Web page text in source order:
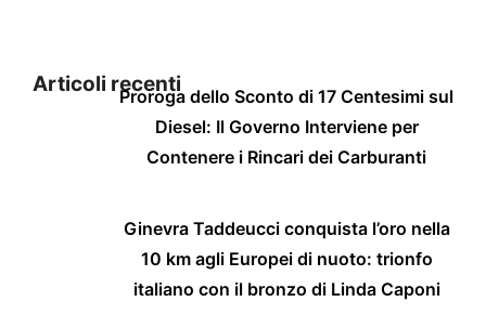
Articoli recentiProroga dello Sconto di 17 Centesimi sul
Diesel: Il Governo Interviene per
Contenere i Rincari dei Carburanti
Ginevra Taddeucci conquista l’oro nella
10 km agli Europei di nuoto: trionfo
italiano con il bronzo di Linda Caponi